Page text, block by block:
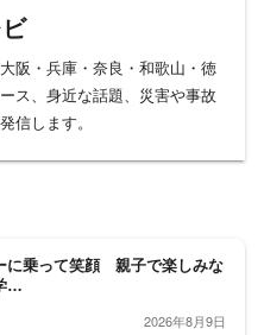
阪・兵庫・奈良・和歌山・徳
ス、身近な話題、災害や事故
信します。
に乗って笑顔 親子で楽しみな
…
2026年8月9日